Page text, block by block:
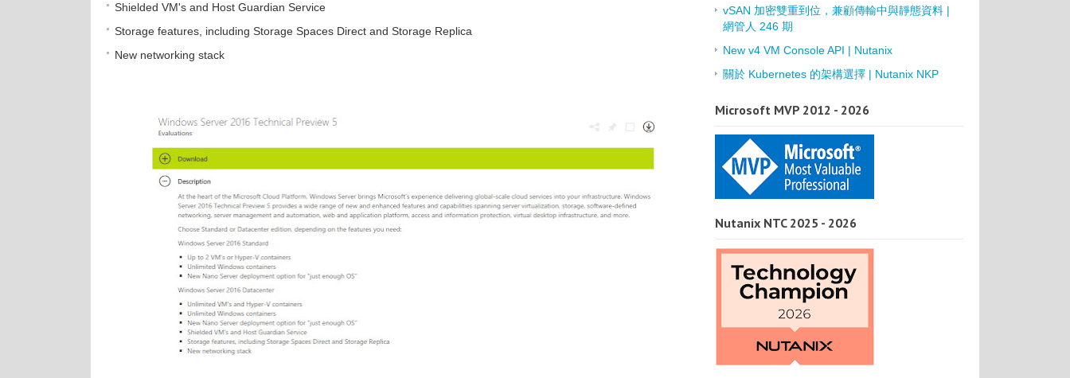
Shielded VM's and Host Guardian Service
Storage features, including Storage Spaces Direct and Storage Replica
New networking stack
vSAN 加密雙重到位，兼顧傳輸中與靜態資料 |
網管人 246 期
New v4 VM Console API | Nutanix
關於 Kubernetes 的架構選擇 | Nutanix NKP
Microsoft MVP 2012 - 2026
Nutanix NTC 2025 - 2026